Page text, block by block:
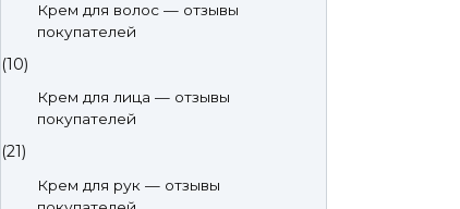
Крем для волос — отзывы
покупателей
(10)
Крем для лица — отзывы
покупателей
(21)
Крем для рук — отзывы